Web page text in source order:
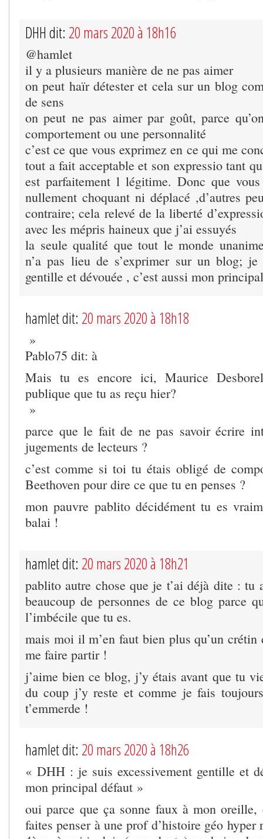
DHH dit: 20 mars 2020 à 18h16
@hamlet
il y a plusieurs manière de ne pas aimer
on peut haïr détester et cela sur un blog
de sens
on peut ne pas aimer par goût, parce
comportement ou une personnalité
c’est ce que vous exprimez en ce qui me
tout a fait acceptable et son expressio tant
est parfaitement l légitime. Donc que
nullement choquant ni déplacé ,d’autres
contraire; cela relevé de la liberté
avec les mépris haineux que j’ai essuyés
la seule qualité que tout le monde
n’a pas lieu de s’exprimer sur un blog; je
gentille et dévouée , c’est aussi mon
hamlet dit: 20 mars 2020 à 18h18
»
Pablo75 dit: à
Mais tu es encore ici, Maurice
publique que tu as reçu hier?
»
parce que le fait de ne pas savoir écrire
jugements de lecteurs ?
c’est comme si toi tu étais obligé de
Beethoven pour dire ce que tu en penses ?
mon pauvre pablito décidément tu es
balai !
hamlet dit: 20 mars 2020 à 18h21
pablito autre chose que je t’ai déjà dite : tu
beaucoup de personnes de ce blog parce
l’imbécile que tu es.
mais moi il m’en faut bien plus qu’un crétin
me faire partir !
j’aime bien ce blog, j’y étais avant que tu
du coup j’y reste et comme je fais
t’emmerde !
hamlet dit: 20 mars 2020 à 18h26
« DHH : je suis excessivement gentille et
mon principal défaut »
oui parce que ça sonne faux à mon
faites penser à une prof d’histoire géo hyper